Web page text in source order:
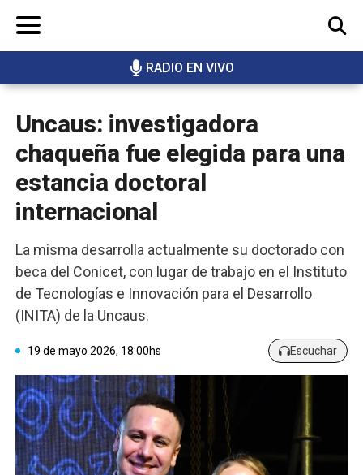
RADIO EN VIVO
BUSCAR
Uncaus: investigadora
chaqueña fue elegida para una
estancia doctoral
internacional
La misma desarrolla actualmente su doctorado con
beca del Conicet, con lugar de trabajo en el Instituto
de Tecnologías e Innovación para el Desarrollo
(INITA) de la Uncaus.
19 de mayo 2026, 18:00hs Escuchar